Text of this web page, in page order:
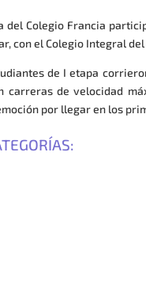
del Colegio Francia
con el Colegio Integral
de I etapa
carreras de velocidad
por llegar en los